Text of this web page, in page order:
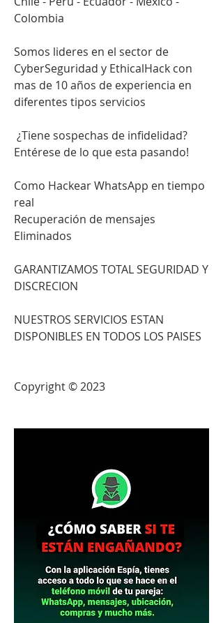
Colombia
Somos lideres en el sector de
CyberSeguridad y EthicalHack con
mas de 10 años de experiencia en
Como Hackear WhatsApp en tiempo
real
Recuperación de mensajes
Eliminados
GARANTIZAMOS TOTAL SEGURIDAD Y
DISCRECION
NUESTROS SERVICIOS ESTAN
Copyright © 2023